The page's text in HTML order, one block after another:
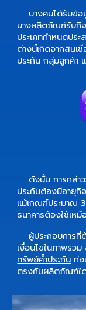
บางคนได้รับข้
บางผลิตภัณฑ์รับกิ
ประเภทกำหนดปร
ต่างนี้เกิดจากสินเ
ประกัน กลุ่มลูกค้า
ดังนั้น การกล่า
ประกันต้องมีอายุ
แม้เกณฑ์ประมาณ
ธนาคารต้องใช้เห
ผู้ประกอบการที่
เงื่อนไขในภาพรวม
ทรัพย์ค้ำประกัน ก่อ
ตรงกับผลิตภัณฑ์ใ